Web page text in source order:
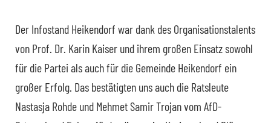
Der Infostand Heikendorf war dank des Organisationstalents
von Prof. Dr. Karin Kaiser und ihrem großen Einsatz sowohl
für die Partei als auch für die Gemeinde Heikendorf ein
großer Erfolg. Das bestätigten uns auch die Ratsleute
Nastasja Rohde und Mehmet Samir Trojan vom AfD-